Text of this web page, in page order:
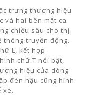
trưng thương hiệu
và hai bên mặt ca
chiều sâu cho thị
thống truyền động.
L, kết hợp
chữ T nổi bật,
hiệu của dòng
đèn hậu cũng hình
xe.